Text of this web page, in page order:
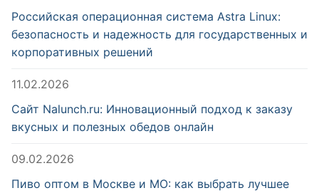
Российская операционная система Astra Linux:
безопасность и надежность для государственных и
корпоративных решений
11.02.2026
Сайт Nalunch.ru: Инновационный подход к заказу
вкусных и полезных обедов онлайн
09.02.2026
Пиво оптом в Москве и МО: как выбрать лучшее